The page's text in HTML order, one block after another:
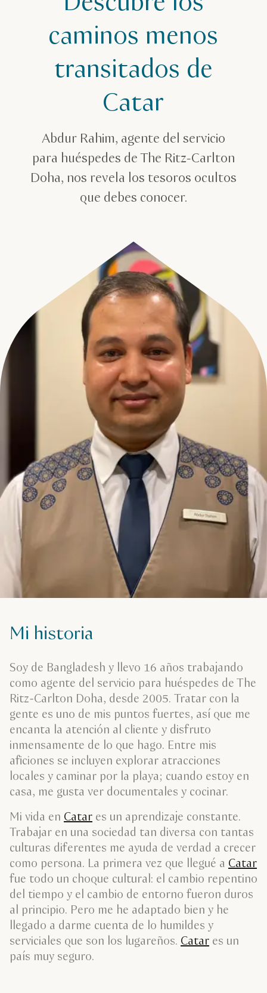
caminos menos
transitados de
Catar
Abdur Rahim, agente del servicio
para huéspedes de The Ritz-Carlton
Doha, nos revela los tesoros ocultos
que debes conocer.
Mi historia
Soy de Bangladesh y llevo 16 años trabajando
como agente del servicio para huéspedes de The
Ritz-Carlton Doha, desde 2005. Tratar con la
gente es uno de mis puntos fuertes, así que me
encanta la atención al cliente y disfruto
inmensamente de lo que hago. Entre mis
aficiones se incluyen explorar atracciones
locales y caminar por la playa; cuando estoy en
casa, me gusta ver documentales y cocinar.
Mi vida en Catar es un aprendizaje constante.
Trabajar en una sociedad tan diversa con tantas
culturas diferentes me ayuda de verdad a crecer
como persona. La primera vez que llegué a Catar
fue todo un choque cultural: el cambio repentino
del tiempo y el cambio de entorno fueron duros
al principio. Pero me he adaptado bien y he
llegado a darme cuenta de lo humildes y
serviciales que son los lugareños. Catar es un
país muy seguro.